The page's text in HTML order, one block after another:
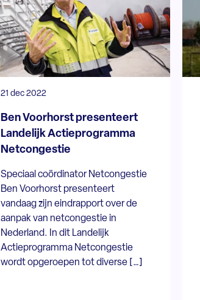
21 dec 2022
Ben Voorhorst presenteert
Landelijk Actieprogramma
Netcongestie
Speciaal coördinator Netcongestie
Ben Voorhorst presenteert
vandaag zijn eindrapport over de
aanpak van netcongestie in
Nederland. In dit Landelijk
Actieprogramma Netcongestie
wordt opgeroepen tot diverse […]